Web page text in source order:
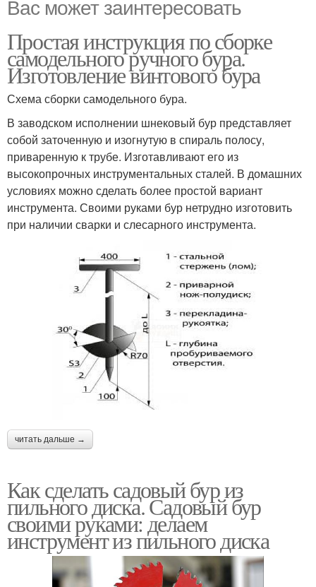
Вас может заинтересовать
Простая инструкция по сборке
самодельного ручного бура.
Изготовление винтового бура
Схема сборки самодельного бура.
В заводском исполнении шнековый бур представляет
собой заточенную и изогнутую в спираль полосу,
приваренную к трубе. Изготавливают его из
высокопрочных инструментальных сталей. В домашних
условиях можно сделать более простой вариант
инструмента. Своими руками бур нетрудно изготовить
при наличии сварки и слесарного инструмента.
читать дальше →
Как сделать садовый бур из
пильного диска. Садовый бур
своими руками: делаем
инструмент из пильного диска